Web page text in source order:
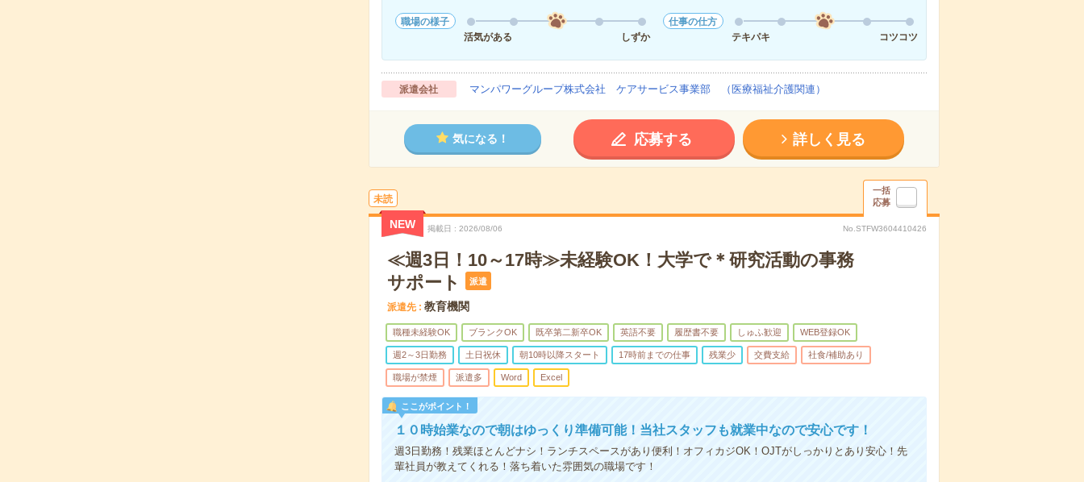
職場の様子
活気がある
しずか
仕事の仕方
テキパキ
コツコツ
派遣会社 マンパワーグループ株式会社 ケアサービス事業部 （医療福祉介護関連）
気になる！ 応募する 詳しく見る
未読
一括
応募
NEW 掲載日 2026/08/06 No.STFW3604410426
≪週3日！10～17時≫未経験OK！大学で＊研究活動の事務
サポート
派遣
派遣先 教育機関
職種未経験OK ブランクOK 既卒第二新卒OK 英語不要 履歴書不要 しゅふ歓迎 WEB登録OK
週2～3日勤務 土日祝休 朝10時以降スタート 17時前までの仕事 残業少 交費支給 社食/補助あり
職場が禁煙 派遣多 Word Excel
ここがポイント！
１０時始業なので朝はゆっくり準備可能！当社スタッフも就業中なので安心です！
週3日勤務！残業ほとんどナシ！ランチスペースがあり便利！オフィカジOK！OJTがしっかりとあり安心！先
輩社員が教えてくれる！落ち着いた雰囲気の職場です！